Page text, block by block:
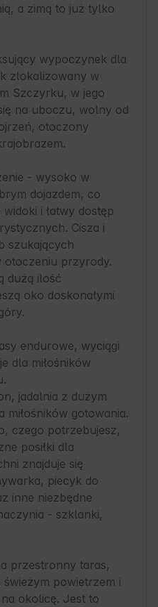
a zimą to już tylko
wypoczynek dla
zlokalizowany w
Szczyrku, w jego
na uboczu, wolny od
otoczony
- wysoko w
dojazdem, co
i łatwy dostęp
Cisza i
szukających
przyrody.
dużą ilość
oko doskonałymi
endurowe, wyciągi
dla miłośników
jadalnia z dużym
miłośników gotowania.
czego potrzebujesz,
posiłki dla
znajduje się
piecyk do
inne niezbędne
- szklanki,
przestronny taras,
świeżym powietrzem i
okolicę. Jest to